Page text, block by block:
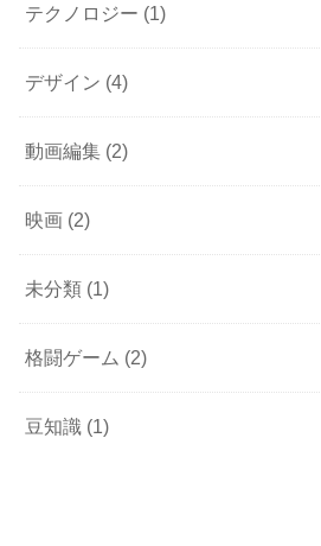
テクノロジー (1)
デザイン (4)
動画編集 (2)
映画 (2)
未分類 (1)
格闘ゲーム (2)
豆知識 (1)